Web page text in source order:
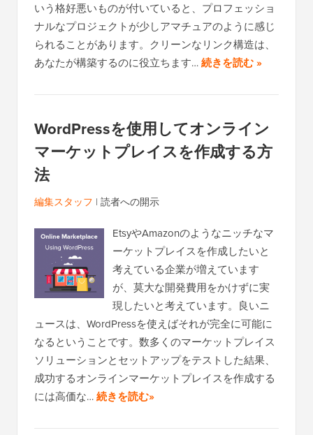
いう格好悪いものが付いていると、プロフェッショ
ナルなプロジェクトが少しアマチュアのように感じ
られることがあります。クリーンなリンク構造は、
あなたが構築するのに役立ちます…続きを読む »
WordPressを使用してオンライン
マーケットプレイスを作成する方
法
編集スタッフ | 読者への開示
EtsyやAmazonのようなニッチなマ
ーケットプレイスを作成したいと
考えている企業が増えています
が、莫大な開発費用をかけずに実
現したいと考えています。良いニ
ュースは、WordPressを使えばそれが完全に可能に
なるということです。数多くのマーケットプレイス
ソリューションとセットアップをテストした結果、
成功するオンラインマーケットプレイスを作成する
には高価な…続きを読む»